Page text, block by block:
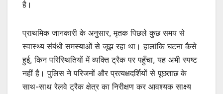
है।
प्राथमिक जानकारी के अनुसार, मृतक पिछले कुछ समय से
स्वास्थ्य संबंधी समस्याओं से जूझ रहा था। हालांकि घटना कैसे
हुई, किन परिस्थितियों में व्यक्ति ट्रैक पर पहुँचा, यह अभी स्पष्ट
नहीं है। पुलिस ने परिजनों और प्रत्यक्षदर्शियों से पूछताछ के
साथ-साथ रेलवे ट्रैक क्षेत्र का निरीक्षण कर आवश्यक साक्ष्य